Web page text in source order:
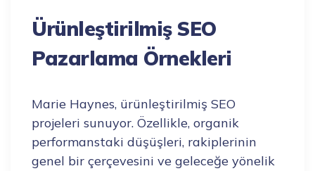
Ürünleştirilmiş SEO
Pazarlama Örnekleri
Marie Haynes, ürünleştirilmiş SEO
projeleri sunuyor. Özellikle, organik
performanstaki düşüşleri, rakiplerinin
genel bir çerçevesini ve geleceğe yönelik